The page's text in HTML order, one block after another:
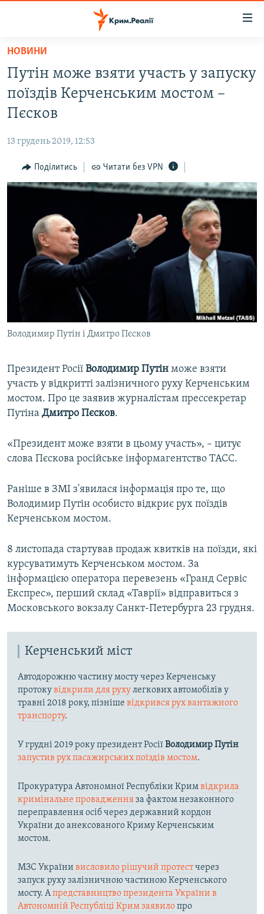
Перейти
основного
матеріалу
Перейти
до
основної
навігації
Перейти
до
ВОДА.КРИМ
ВІДЕО ТА ФОТО
БЛОГИ
ПОГЛЯД
ІНТЕРВ'Ю
ВСЕ ЗА ДЕНЬ
СПЕЦПРОЕКТИ
ДЕПОРТАЦІЯ
ВІДЕОУРОКИ «ELIFBE»
СВІДЧЕННЯ ОКУПАЦІЇ
УКРАЇНСЬКА ПРОБЛЕМА КРИМУ
ІНФОГРАФІКА
ЯК ОБІЙТИ БЛОКУВАННЯ
Русский
ДОЛУЧАЙСЯ!
Усі сайти RFE/RL
НОВИНИ
Путін може взяти участь у запуску
поїздів Керченським мостом –
Пєсков
13 грудень 2019, 12:53
Поділитись Читати без VPN
Володимир Путін і Дмитро Пєсков
Президент Росії Володимир Путін може взяти
участь у відкритті залізничного руху Керченським
мостом. Про це заявив журналістам прессекретар
Путіна Дмитро Пєсков.
«Президент може взяти в цьому участь», – цитує
слова Пєскова російське інформагентство ТАСС.
Раніше в ЗМІ з'явилася інформація про те, що
Володимир Путін особисто відкриє рух поїздів
Керченськом мостом.
8 листопада стартував продаж квитків на поїзди, які
курсуватимуть Керченськом мостом. За
інформацією оператора перевезень «Гранд Сервіс
Експрес», перший склад «Таврії» відправиться з
Московського вокзалу Санкт-Петербурга 23 грудня.
Керченський міст
Автодорожню частину мосту через Керченську
протокувідкрили для рухулегкових автомобілів у
травні 2018 року, пізніше відкрився рух вантажного
транспорту.
У грудні 2019 року президент РосіїВолодимир Путін
запустив рух пасажирських поїздів мостом.
Прокуратура Автономної Республіки Кримвідкрила
кримінальне провадженняза фактом незаконного
переправлення осіб через державний кордон
України до анексованого Криму Керченським
мостом.
МЗС України висловило рішучий протестчерез
запуск руху залізничною частиною Керченського
мосту. Апредставництво президента України в
Автономній Республіці Крим заявилопро